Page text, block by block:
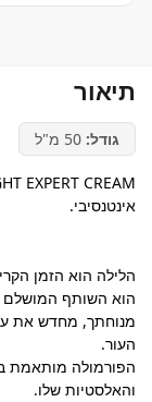
תיאור
גודל: 50 מ"ל
אינטנסיבי.
הוא השותף המושלם
מנוחתך, מחדש את
העור.
הפורמולה מותאמת
והאלסטיות שלו.